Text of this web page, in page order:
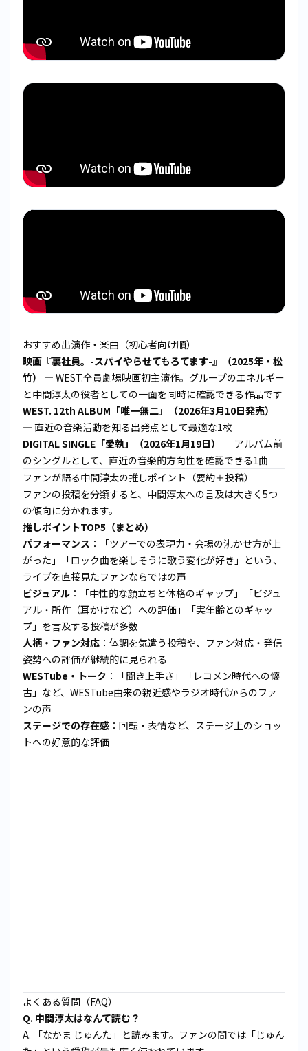
おすすめ出演作・楽曲（初心者向け順）
映画『裏社員。-スパイやらせてもろてます-』（2025年・松
竹）
— WEST.全員劇場映画初主演作。グループのエネルギー
と中間淳太の役者としての一面を同時に確認できる作品です
WEST. 12th ALBUM「唯一無二」（2026年3月10日発売）
— 直近の音楽活動を知る出発点として最適な1枚
DIGITAL SINGLE「愛執」（2026年1月19日）
— アルバム前
のシングルとして、直近の音楽的方向性を確認できる1曲
ファンが語る中間淳太の推しポイント（要約＋投稿）
ファンの投稿を分類すると、中間淳太への言及は大きく5つ
の傾向に分かれます。
推しポイントTOP5（まとめ）
パフォーマンス ：「ツアーでの表現力・会場の沸かせ方が上
がった」「ロック曲を楽しそうに歌う変化が好き」という、
ライブを直接見たファンならではの声
ビジュアル ：「中性的な顔立ちと体格のギャップ」「ビジュ
アル・所作（耳かけなど）への評価」「実年齢とのギャッ
プ」を言及する投稿が多数
人柄・ファン対応 ：体調を気遣う投稿や、ファン対応・発信
姿勢への評価が継続的に見られる
WESTube・トーク ：「聞き上手さ」「レコメン時代への懐
古」など、WESTube由来の親近感やラジオ時代からのファ
ンの声
ステージでの存在感 ：回転・表情など、ステージ上のショッ
トへの好意的な評価
よくある質問（FAQ）
Q. 中間淳太はなんて読む？
A. 「なかま じゅんた」と読みます。ファンの間では「じゅん